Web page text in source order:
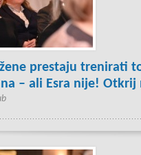
prestaju trenirati
– ali Esra nije!